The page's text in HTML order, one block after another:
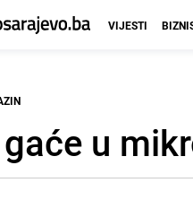
VIJESTI
u